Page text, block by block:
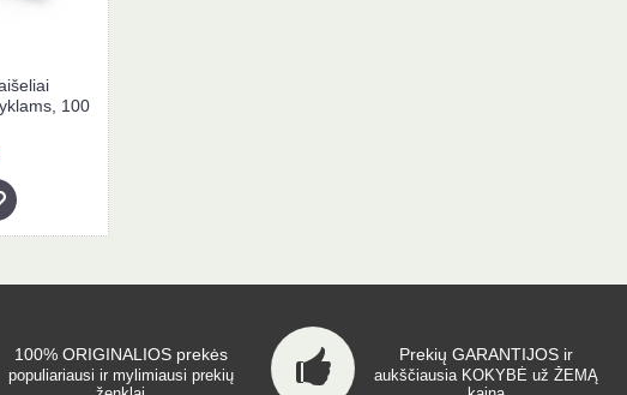
100
100% ORIGINALIOS prekės
populiariausi ir mylimiausi prekių
Prekių GARANTIJOS ir
aukščiausia KOKYBĖ už ŽEMĄ